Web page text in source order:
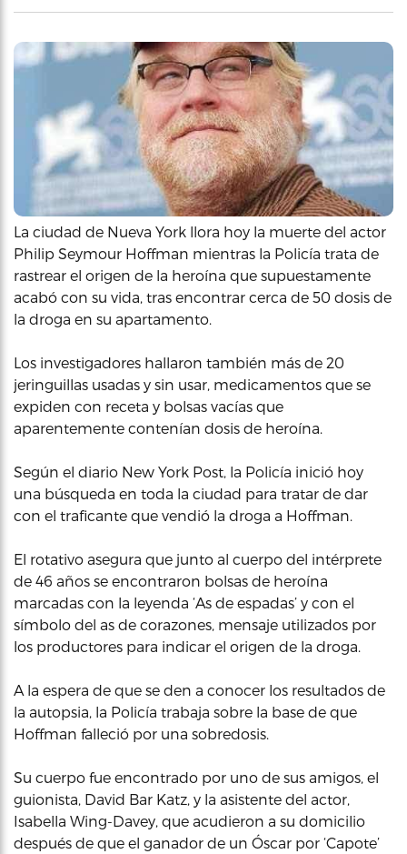
La ciudad de Nueva York llora hoy la muerte del actor
Philip Seymour Hoffman mientras la Policía trata de
rastrear el origen de la heroína que supuestamente
acabó con su vida, tras encontrar cerca de 50 dosis de
la droga en su apartamento.
Los investigadores hallaron también más de 20
jeringuillas usadas y sin usar, medicamentos que se
expiden con receta y bolsas vacías que
aparentemente contenían dosis de heroína.
Según el diario New York Post, la Policía inició hoy
una búsqueda en toda la ciudad para tratar de dar
con el traficante que vendió la droga a Hoffman.
El rotativo asegura que junto al cuerpo del intérprete
de 46 años se encontraron bolsas de heroína
marcadas con la leyenda ‘As de espadas’ y con el
símbolo del as de corazones, mensaje utilizados por
los productores para indicar el origen de la droga.
A la espera de que se den a conocer los resultados de
la autopsia, la Policía trabaja sobre la base de que
Hoffman falleció por una sobredosis.
Su cuerpo fue encontrado por uno de sus amigos, el
guionista, David Bar Katz, y la asistente del actor,
Isabella Wing-Davey, que acudieron a su domicilio
después de que el ganador de un Óscar por ‘Capote’